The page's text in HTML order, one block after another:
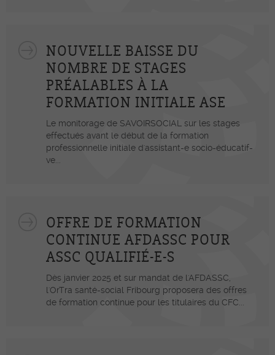
NOUVELLE BAISSE DU
NOMBRE DE STAGES
PRÉALABLES À LA
FORMATION INITIALE ASE
Le monitorage de SAVOIRSOCIAL sur les stages
effectués avant le début de la formation
professionnelle initiale d'assistant-e socio-éducatif-
ve...
OFFRE DE FORMATION
CONTINUE AFDASSC POUR
ASSC QUALIFIÉ-E-S
Dès janvier 2025 et sur mandat de l'AFDASSC,
l'OrTra santé-social Fribourg proposera des offres
de formation continue pour les titulaires du CFC...